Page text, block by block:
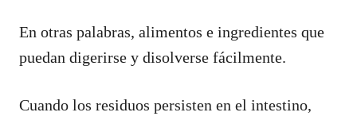
En otras palabras, alimentos e ingredientes que
puedan digerirse y disolverse fácilmente.
Cuando los residuos persisten en el intestino,